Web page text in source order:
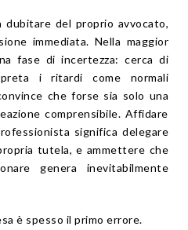
dubitare del proprio avvocato,
immediata. Nella maggior
fase di incertezza: cerca di
i ritardi come normali
che forse sia solo una
comprensibile. Affidare
significa delegare
tutela, e ammettere che
genera inevitabilmente
è spesso il primo errore.